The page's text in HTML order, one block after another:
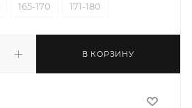
В КОРЗИНУ
165-170 171-180